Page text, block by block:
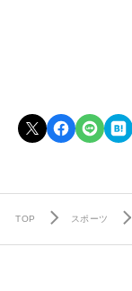
TOP スポーツ